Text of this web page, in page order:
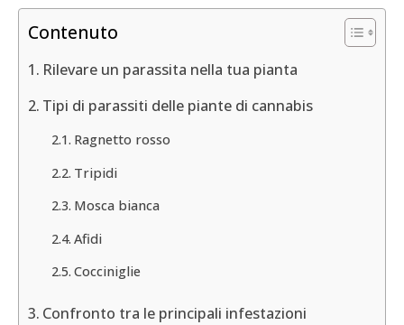
Contenuto
Rilevare un parassita nella tua pianta
Tipi di parassiti delle piante di cannabis
Ragnetto rosso
Tripidi
Mosca bianca
Afidi
Cocciniglie
Confronto tra le principali infestazioni